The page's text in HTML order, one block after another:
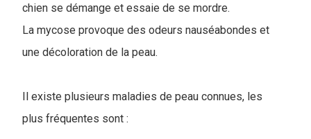
chien se démange et essaie de se mordre.
La mycose provoque des odeurs nauséabondes et
une décoloration de la peau.
Il existe plusieurs maladies de peau connues, les
plus fréquentes sont :